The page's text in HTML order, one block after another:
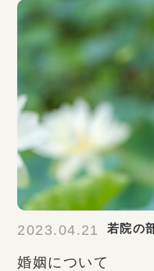
2023.04.21 若院の
婚姻について